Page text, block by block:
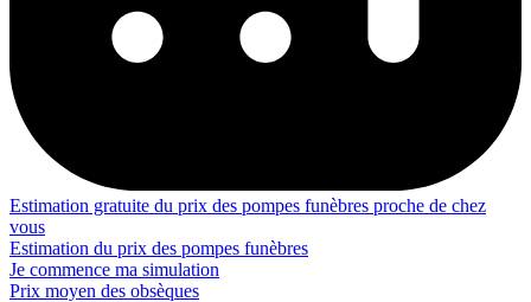
Estimation gratuite du prix des pompes funèbres proche de chez
vous
Estimation du prix des pompes funèbres
Je commence ma simulation
Prix moyen des obsèques